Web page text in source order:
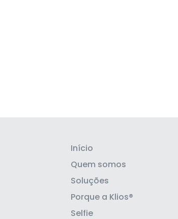
Início
Quem somos
Soluções
Porque a Klios®
Selfie